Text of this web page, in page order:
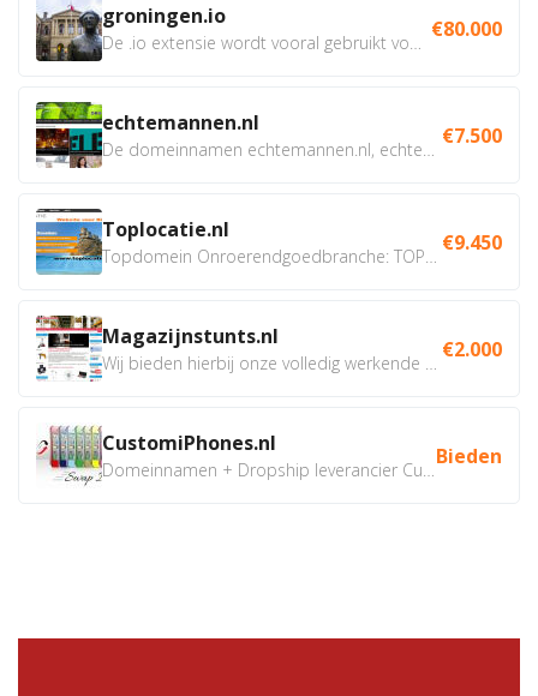
groningen.io €80.000
echtemannen.nl €7.500
Toplocatie.nl €9.450
Magazijnstunts.nl €2.000
CustomiPhones.nl Bieden